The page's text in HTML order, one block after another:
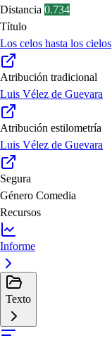
Distancia 0.734
Título
Los celos hasta los cielos
Atribución tradicional
Luis Vélez de Guevara
Atribución estilometría
Luis Vélez de Guevara
Segura
Género Comedia
Recursos
Informe
Texto